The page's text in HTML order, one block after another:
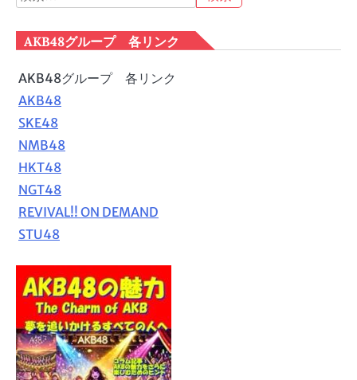
索:
AKB48グループ 各リンク
AKB48グループ 各リンク
AKB48
SKE48
NMB48
HKT48
NGT48
REVIVAL!! ON DEMAND
STU48